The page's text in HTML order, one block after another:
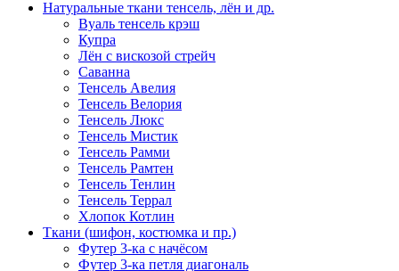
Натуральные ткани тенсель, лён и др.
Вуаль тенсель крэш
Купра
Лён с вискозой стрейч
Саванна
Тенсель Авелия
Тенсель Велория
Тенсель Люкс
Тенсель Мистик
Тенсель Рамми
Тенсель Рамтен
Тенсель Тенлин
Тенсель Террал
Хлопок Котлин
Ткани (шифон, костюмка и пр.)
Футер 3-ка с начёсом
Футер 3-ка петля диагональ